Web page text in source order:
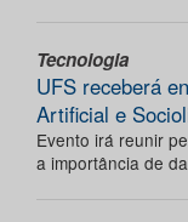
Tecnologia
UFS receberá
Artificial e
Evento irá reunir
a importância de